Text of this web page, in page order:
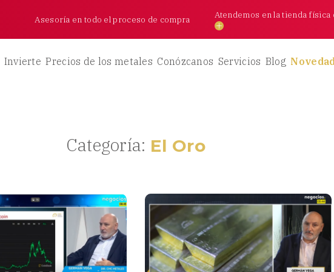
Asesoría en todo el proceso de compra Atendemos en la tienda física
Invierte Precios de los metales Conózcanos Servicios Blog
Categoría: El Oro